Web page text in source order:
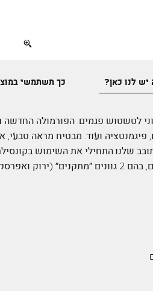
Full
יש לנו כאן? כך תשתמשי
לטשטוש פגמים. הפורמולה
פיגמנטציה ועוד. מבטיח מראה טבעי,
שלנו.התחילי את השימוש